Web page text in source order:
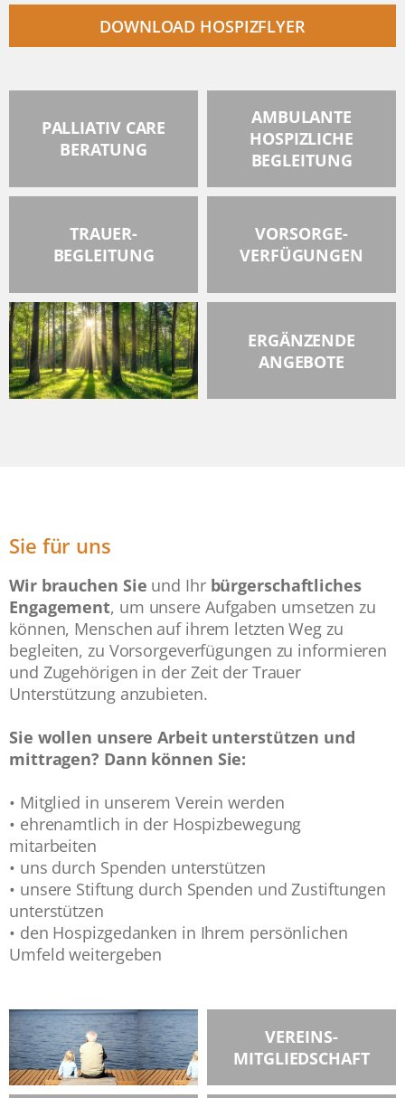
DOWNLOAD HOSPIZFLYER
PALLIATIV CARE
BERATUNG
AMBULANTE
HOSPIZLICHE
BEGLEITUNG
TRAUER-
BEGLEITUNG
VORSORGE-
VERFÜGUNGEN
ERGÄNZENDE
ANGEBOTE
Sie für uns
Wir brauchen Sie und Ihr bürgerschaftliches
Engagement, um unsere Aufgaben umsetzen zu
können, Menschen auf ihrem letzten Weg zu
begleiten, zu Vorsorgeverfügungen zu informieren
und Zugehörigen in der Zeit der Trauer
Unterstützung anzubieten.
Sie wollen unsere Arbeit unterstützen und
mittragen? Dann können Sie:
• Mitglied in unserem Verein werden
• ehrenamtlich in der Hospizbewegung
mitarbeiten
• uns durch Spenden unterstützen
• unsere Stiftung durch Spenden und Zustiftungen
unterstützen
• den Hospizgedanken in Ihrem persönlichen
Umfeld weitergeben
VEREINS-
MITGLIEDSCHAFT